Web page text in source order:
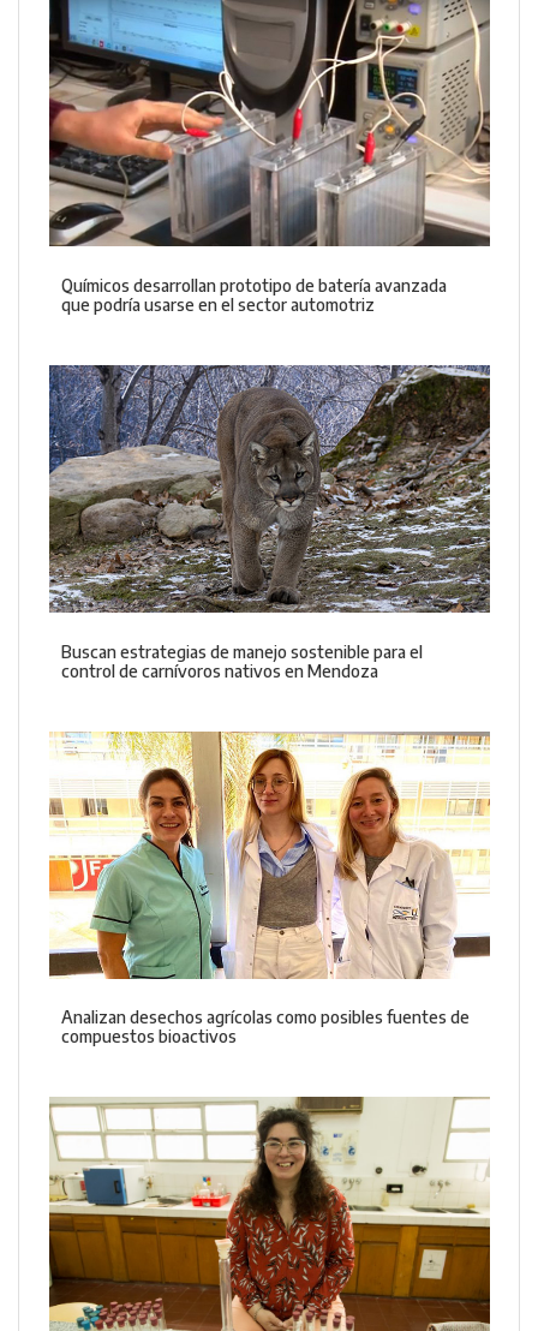
Químicos desarrollan prototipo de batería avanzada
que podría usarse en el sector automotriz
Buscan estrategias de manejo sostenible para el
control de carnívoros nativos en Mendoza
Analizan desechos agrícolas como posibles fuentes de
compuestos bioactivos